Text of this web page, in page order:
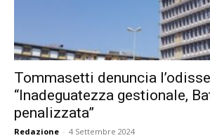
Tommasetti denuncia
“Inadeguatezza gestionale,
penalizzata”
Redazione - 4 Settembre 2024